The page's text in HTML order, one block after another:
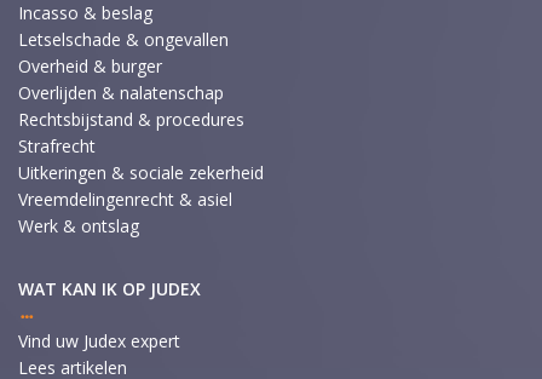
Incasso & beslag
Letselschade & ongevallen
Overheid & burger
Overlijden & nalatenschap
Rechtsbijstand & procedures
Strafrecht
Uitkeringen & sociale zekerheid
Vreemdelingenrecht & asiel
Werk & ontslag
WAT KAN IK OP JUDEX
Vind uw Judex expert
Lees artikelen